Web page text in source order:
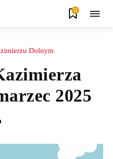
0
Dolnym
2025